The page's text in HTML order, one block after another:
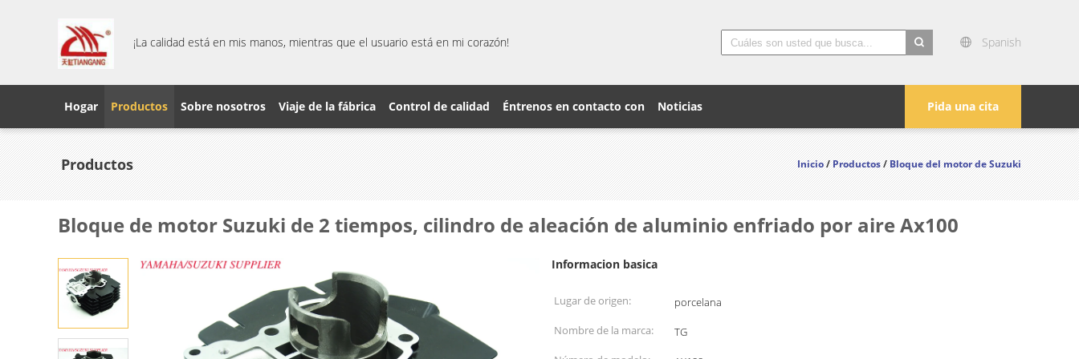
¡La calidad está en mis manos, mientras que el usuario está en mi corazón!
Spanish
Pida una cita
Hogar Productos Sobre nosotros Viaje de la fábrica Control de calidad Éntrenos en contacto con Noticias
Productos Inicio/Productos/Bloque del motor de Suzuki
Bloque de motor Suzuki de 2 tiempos, cilindro de aleación de aluminio enfriado por aire Ax100
Informacion basica
Lugar de origen:
porcelana
Nombre de la marca:
TG